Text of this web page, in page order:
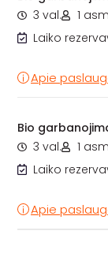
3 val.
1
Laiko
Apie
Bio
3 val.
1
Laiko
Apie